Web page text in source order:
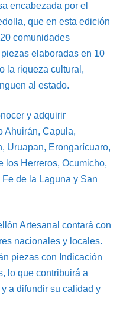
encabezada por el
que en esta edición
comunidades
elaboradas en 10
la riqueza cultural,
al estado.
y adquirir
Ahuirán, Capula,
Uruapan, Erongarícuaro,
los Herreros, Ocumicho,
de la Laguna y San
Artesanal contará con
nacionales y locales.
piezas con Indicación
lo que contribuirá a
a difundir su calidad y